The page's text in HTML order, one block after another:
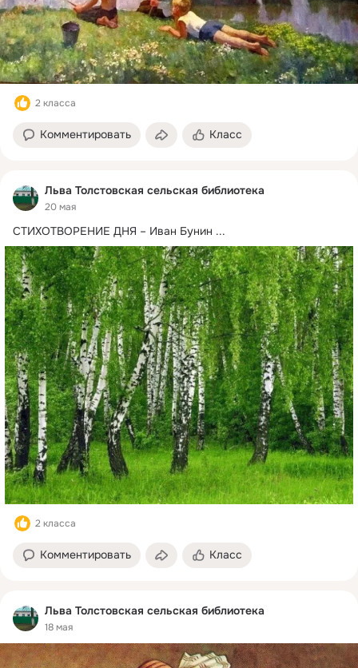
2 класса
Комментировать Класс
Льва Толстовская сельская библиотека
20 мая
СТИХОТВОРЕНИЕ ДНЯ – Иван Бунин ...
2 класса
Комментировать Класс
Льва Толстовская сельская библиотека
18 мая